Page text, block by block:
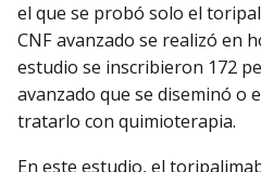
el que se probó solo el
CNF avanzado se realizó en
estudio se inscribieron 172
avanzado que se diseminó o
tratarlo con quimioterapia.
En este estudio, el